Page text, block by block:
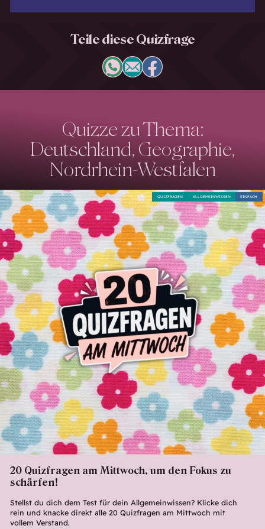
Teile diese Quizfrage
Quizze zu Thema:
Deutschland, Geographie,
Nordrhein-Westfalen
20 Quizfragen am Mittwoch, um den Fokus zu
schärfen!
Stellst du dich dem Test für dein Allgemeinwissen? Klicke dich
rein und knacke direkt alle 20 Quizfragen am Mittwoch mit
vollem Verstand.
EINFACH
ALLGEMEINWISSEN
QUIZFRAGEN